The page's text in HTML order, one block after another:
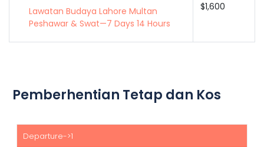
Lawatan Budaya Lahore Multan
Peshawar & Swat—7 Days 14 Hours
$1,600
Pemberhentian Tetap dan Kos
Mula